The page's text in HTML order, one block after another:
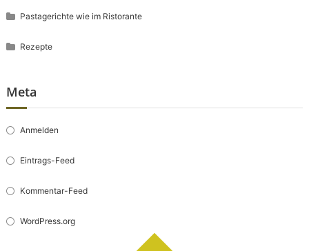
Pastagerichte wie im Ristorante
Rezepte
Meta
Anmelden
Eintrags-Feed
Kommentar-Feed
WordPress.org